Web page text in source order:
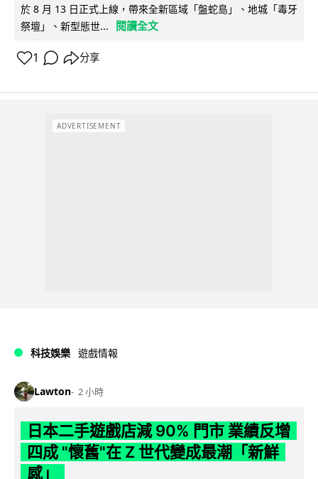
於 8 月 13 日正式上線，帶來全新區域「盤蛇島」、地城「毒牙
祭壇」、新型態世...
閱讀全文
1 分享
ADVERTISEMENT
科技娛樂 遊戲情報
Lawton 2 小時
日本二手遊戲店減 90% 門市 業績反增
四成 "懷舊"在 Z 世代變成最潮「新鮮
感」